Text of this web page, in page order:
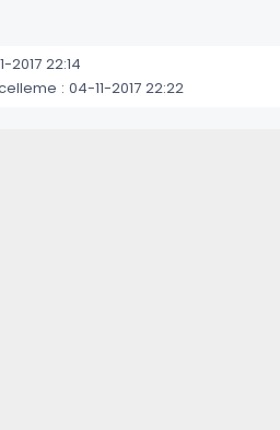
2017 22:14
: 04-11-2017 22:22